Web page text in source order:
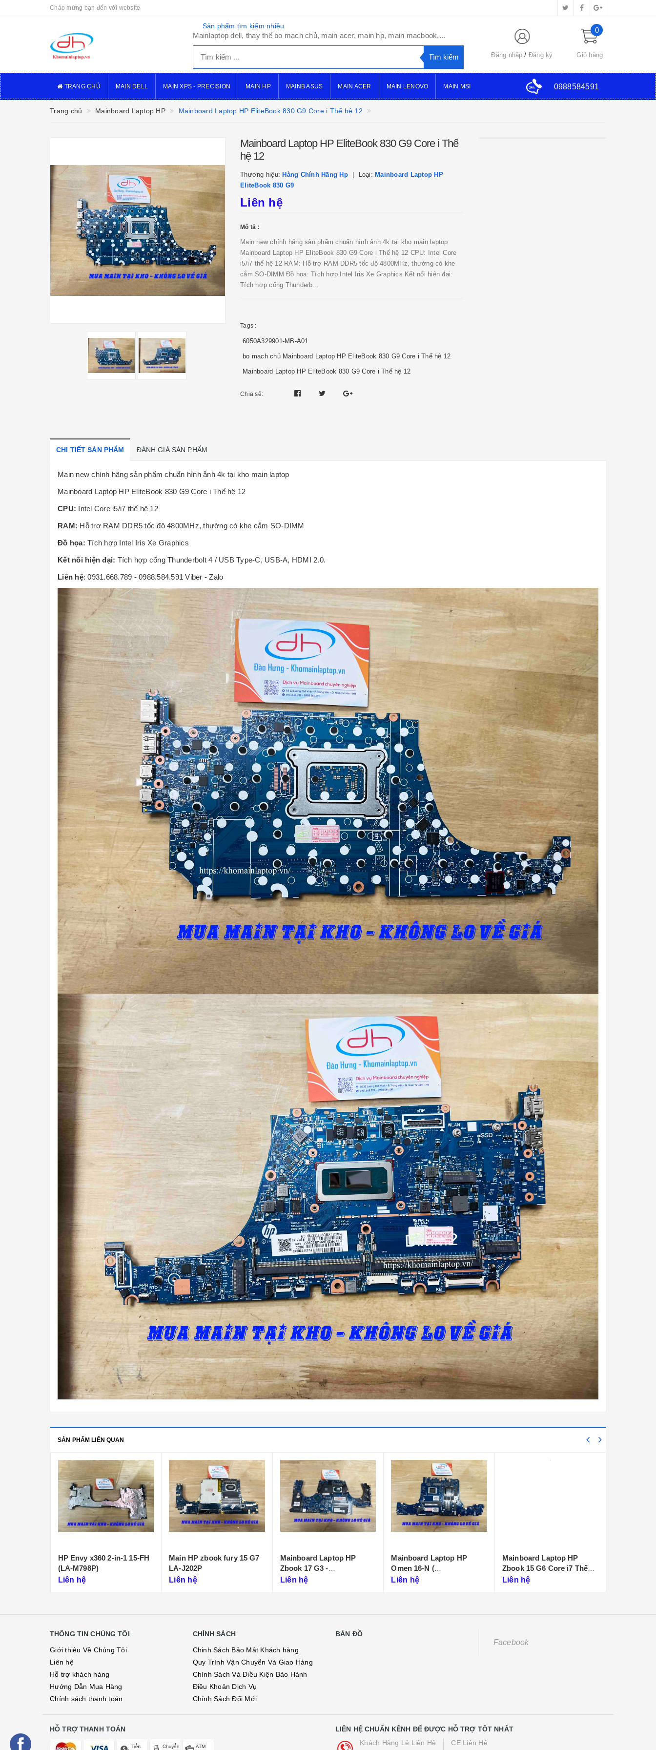
Chào mừng bạn đến với website
Sản phẩm tìm kiếm nhiều
Mainlaptop dell, thay thế bo mạch chủ, main acer, main hp, main macbook,...
Đăng nhập Đăng ký
0
Giỏ hàng
TRANG CHỦ MAIN DELL MAIN XPS - PRECISION MAIN HP MAINB ASUS MAIN ACER MAIN LENOVO MAIN MSI 0988584591
Trang chủ Mainboard Laptop HP Mainboard Laptop HP EliteBook 830 G9 Core i Thế hệ 12
Mainboard Laptop HP EliteBook 830 G9 Core i Thế
hệ 12
Thương hiệu: Hàng Chính Hãng Hp Loại: Mainboard Laptop HP
EliteBook 830 G9
Liên hệ
Mô tả :
Main new chính hãng sản phẩm chuẩn hình ảnh 4k tại kho main laptop
Mainboard Laptop HP EliteBook 830 G9 Core i Thế hệ 12 CPU: Intel Core
i5/i7 thế hệ 12 RAM: Hỗ trợ RAM DDR5 tốc độ 4800MHz, thường có khe
cắm SO-DIMM Đồ họa: Tích hợp Intel Iris Xe Graphics Kết nối hiện đại:
Tích hợp cổng Thunderb...
Tags :
6050A329901-MB-A01
bo mạch chủ Mainboard Laptop HP EliteBook 830 G9 Core i Thế hệ 12
Mainboard Laptop HP EliteBook 830 G9 Core i Thế hệ 12
Chia sẻ:
CHI TIẾT SẢN PHẨM ĐÁNH GIÁ SẢN PHẨM
Main new chính hãng sản phẩm chuẩn hình ảnh 4k tại kho main laptop
Mainboard Laptop HP EliteBook 830 G9 Core i Thế hệ 12
CPU: Intel Core i5/i7 thế hệ 12
RAM: Hỗ trợ RAM DDR5 tốc độ 4800MHz, thường có khe cắm SO-DIMM
Đồ họa: Tích hợp Intel Iris Xe Graphics
Kết nối hiện đại: Tích hợp cổng Thunderbolt 4 / USB Type-C, USB-A, HDMI 2.0.
Liên hệ: 0931.668.789 - 0988.584.591 Viber - Zalo
SẢN PHẨM LIÊN QUAN
HP Envy x360 2-in-1 15-FH
(LA-M798P)
Liên hệ
Main HP zbook fury 15 G7
LA-J202P
Liên hệ
Mainboard Laptop HP
Zbook 17 G3 -
DA0XW3MBAH0
Liên hệ
Mainboard Laptop HP
Omen 16-N (
DAG3NMB5CC0)
Liên hệ
Mainboard Laptop HP
Zbook 15 G6 Core i7 Thế
Hệ 9
Liên hệ
THÔNG TIN CHÚNG TÔI
Giới thiệu Về Chúng Tôi
Liên hệ
Hỗ trợ khách hàng
Hướng Dẫn Mua Hàng
Chính sách thanh toán
CHÍNH SÁCH
Chinh Sách Bảo Mật Khách hàng
Quy Trình Vận Chuyển Và Giao Hàng
Chính Sách Và Điều Kiện Bảo Hành
Điều Khoản Dịch Vụ
Chính Sách Đổi Mới
BẢN ĐỒ
Facebook